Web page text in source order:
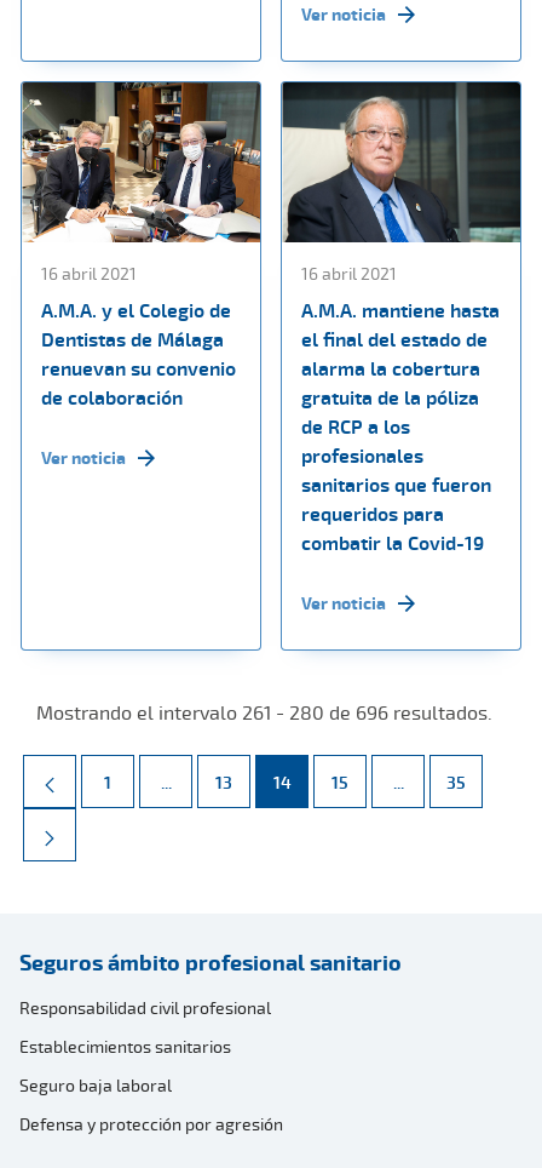
Ver noticia
16 abril 2021
A.M.A. y el Colegio de
Dentistas de Málaga
renuevan su convenio
de colaboración
Ver noticia
16 abril 2021
A.M.A. mantiene hasta
el final del estado de
alarma la cobertura
gratuita de la póliza
de RCP a los
profesionales
sanitarios que fueron
requeridos para
combatir la Covid-19
Ver noticia
Mostrando el intervalo 261 - 280 de 696 resultados.
Página
1 ... Páginas intermedias Use TAB para desplazarse.
Página
13 Página
14 Página
15 ... Páginas
Página
35
Seguros ámbito profesional sanitario
Responsabilidad civil profesional
Establecimientos sanitarios
Seguro baja laboral
Defensa y protección por agresión